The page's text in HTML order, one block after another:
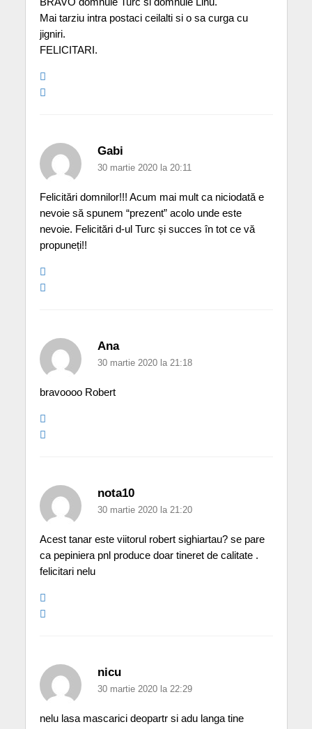
Mai tarziu intra postaci ceilalti si o sa curga cu
jigniri.
FELICITARI.
Gabi
30 martie 2020 la 20:11
Felicitări domnilor!!! Acum mai mult ca niciodată e
nevoie să spunem “prezent” acolo unde este
nevoie. Felicitări d-ul Turc și succes în tot ce vă
propuneți!!
Ana
30 martie 2020 la 21:18
bravoooo Robert
nota10
30 martie 2020 la 21:20
Acest tanar este viitorul robert sighiartau? se pare
ca pepiniera pnl produce doar tineret de calitate .
felicitari nelu
nicu
30 martie 2020 la 22:29
nelu lasa mascarici deopartr si adu langa tine